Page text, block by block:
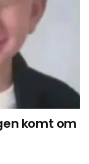
komt om